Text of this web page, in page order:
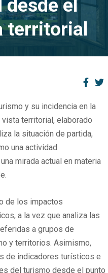
el
territorial
y su incidencia en la
territorial, elaborado
la situación de partida,
una actividad
mirada actual en materia
de los impactos
a la vez que analiza las
a grupos de
y territorios. Asimismo,
de indicadores turísticos e
del turismo desde el punto